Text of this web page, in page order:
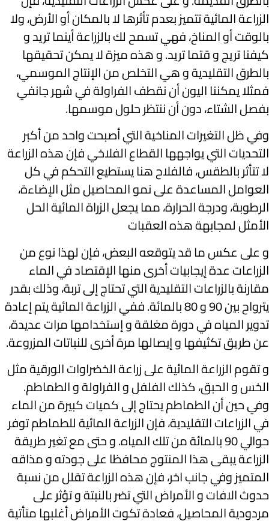
الزراعة المائية تتميز بعدم تأثرها لا بالمكان أو الأرض، ولا
بالوقت أو المناخ، فهي تسمح لك بالزراعة أينما تريد و
كيفنا تريج و قتما تريد. و هذه ميزة لا يمكن تحقيقها
بالطرق التقليدية و هي التخلص من الإنتاج الموسمي،
فمثلا يمكننا اليون أن نقطف الفراولة في شهر جانفي
بفصل الشتاء، دون أن ننتظر حلول موسمها.
وفي ظل التغيرات المناخية التي أصبحت واحد من أكبر
التحديات التي يواجهها القطاع الفلاخي فإن هذه الزراعة
لا تتأثر بالطقس، فالفلاح هنا يستطيع التحكم في كل
العوامل المساعدة على نمو المحاصيل مثل الإضاءة،
الرطوبة، ودرجة الحرارة، مما يجعل الزراة المائية الحل
الأمثل لمجابهة هذه العقبات
و على عكس ما قد يتوقعه البعض، فإن لهذا نوع من
الزراعات عدة إيجابيات أخرى منها الإقتصاد في الماء
مقارنة بالزراعات التقليدية التي تحتاج إلى تربة، وذلك بقدر
يترواح بين 90 و 80 بالمائة. ففي الزراعة المائية يتم إعادة
تدوير المياه في دورة مغلقة و إستخدامها مرات عديدة،
عن طريق تكثيفها و إيصالها مرة أخرى للنباتات المزروعة.
و تقوم الزراعة المائية على زراعة الخضراوات الورقية مثل
الخس و الحبق، كذلك الفلفل و الفراولة و الطماطم.
وفي حين أن الطماطم يحتاج إلى كميات كبيرة من الماء
في الزراعات التقليدية، فإن الزراعة المائية للطماطم توفر
حوالي 90 بالمائة من تلك المياه. و حتى مع تغير طريقة
الزراعة يبقى هذا المنتوج محافظا على جودته و مذاقه
المتميز وفي جانب اخر، فإن هذه الزراعة تقلل من نسبة
حدوث الافات و الأمراض التي تضر بالنبتة و تؤثر على
مردودية المحاصيل، فعادة تكوت الأمراض أغلبها متأتية